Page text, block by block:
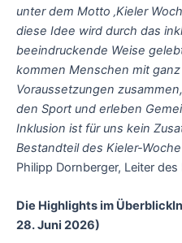
unter dem Motto ‚Kieler
diese Idee wird durch das
beeindruckende Weise
kommen Menschen mit
Voraussetzungen
den Sport und erleben
Inklusion ist für uns kein
Bestandteil des Kieler-
Philipp Dornberger, Leiter
Die Highlights im
28. Juni 2026)